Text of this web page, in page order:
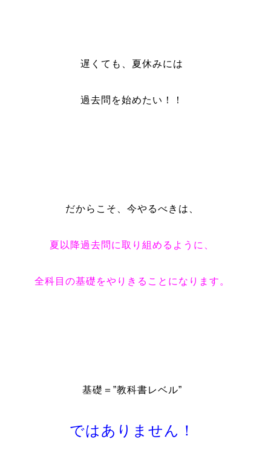
遅くても、夏休みには
過去問を始めたい！！
だからこそ、今やるべきは、
夏以降過去問に取り組めるように、
全科目の基礎をやりきることになります。
基礎＝”教科書レベル”
ではありません！